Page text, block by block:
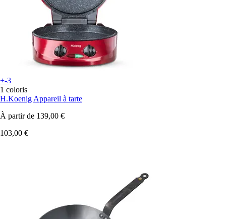
+-3
1 coloris
H.Koenig Appareil à tarte
À partir de 139,00 €
103,00 €